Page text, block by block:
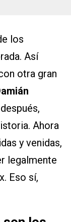
los
Así
otra gran
Ahora
y venidas,
legalmente
Eso sí,